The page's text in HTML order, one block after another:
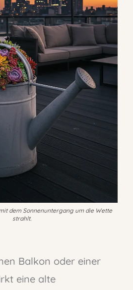
dem Sonnenuntergang um die Wette
strahlt.
Balkon oder einer
eine alte